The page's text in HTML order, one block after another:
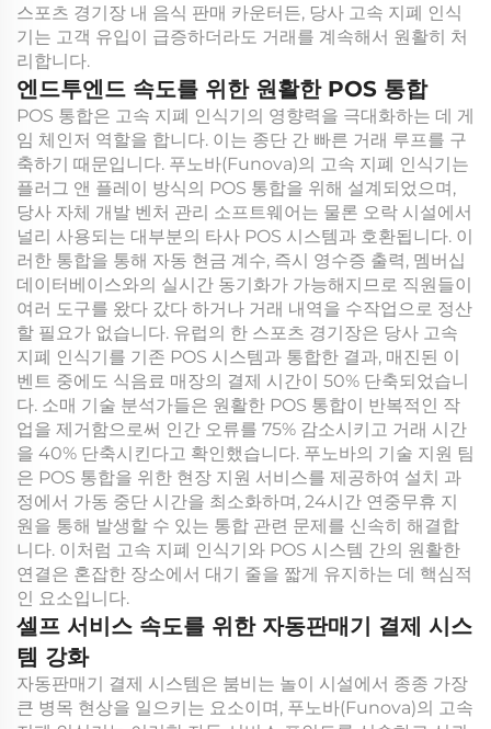
스포츠 경기장 내 음식 판매 카운터든, 당사 고속 지폐 인식
기는 고객 유입이 급증하더라도 거래를 계속해서 원활히 처
리합니다.
엔드투엔드 속도를 위한 원활한 POS 통합
POS 통합은 고속 지폐 인식기의 영향력을 극대화하는 데 게
임 체인저 역할을 합니다. 이는 종단 간 빠른 거래 루프를 구
축하기 때문입니다. 푸노바(Funova)의 고속 지폐 인식기는
플러그 앤 플레이 방식의 POS 통합을 위해 설계되었으며,
당사 자체 개발 벤처 관리 소프트웨어는 물론 오락 시설에서
널리 사용되는 대부분의 타사 POS 시스템과 호환됩니다. 이
러한 통합을 통해 자동 현금 계수, 즉시 영수증 출력, 멤버십
데이터베이스와의 실시간 동기화가 가능해지므로 직원들이
여러 도구를 왔다 갔다 하거나 거래 내역을 수작업으로 정산
할 필요가 없습니다. 유럽의 한 스포츠 경기장은 당사 고속
지폐 인식기를 기존 POS 시스템과 통합한 결과, 매진된 이
벤트 중에도 식음료 매장의 결제 시간이 50% 단축되었습니
다. 소매 기술 분석가들은 원활한 POS 통합이 반복적인 작
업을 제거함으로써 인간 오류를 75% 감소시키고 거래 시간
을 40% 단축시킨다고 확인했습니다. 푸노바의 기술 지원 팀
은 POS 통합을 위한 현장 지원 서비스를 제공하여 설치 과
정에서 가동 중단 시간을 최소화하며, 24시간 연중무휴 지
원을 통해 발생할 수 있는 통합 관련 문제를 신속히 해결합
니다. 이처럼 고속 지폐 인식기와 POS 시스템 간의 원활한
연결은 혼잡한 장소에서 대기 줄을 짧게 유지하는 데 핵심적
인 요소입니다.
셀프 서비스 속도를 위한 자동판매기 결제 시스
템 강화
자동판매기 결제 시스템은 붐비는 놀이 시설에서 종종 가장
큰 병목 현상을 일으키는 요소이며, 푸노바(Funova)의 고속